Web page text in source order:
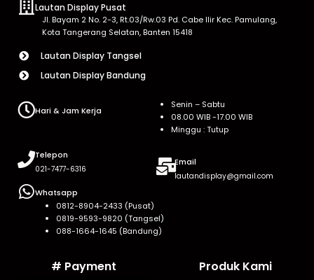
Lautan Display Pusat
Jl. Bayam 2 No. 2-3, Rt.03/Rw.03 Pd. Cabe Ilir Kec. Pamulang,
Kota Tangerang Selatan, Banten 15418
Lautan Display Tangsel
Lautan Display Bandung
Hari & Jam Kerja
Senin – Sabtu
08.00 WIB -17.00 WIB
Minggu : Tutup
Telepon
021-7477-6316
Email
lautandisplay@gmail.com
Whatsapp
0812-8904-2433 (Pusat)
0819-9593-9820 (Tangsel)
088-1664-1645 (Bandung)
# Payment Produk Kami